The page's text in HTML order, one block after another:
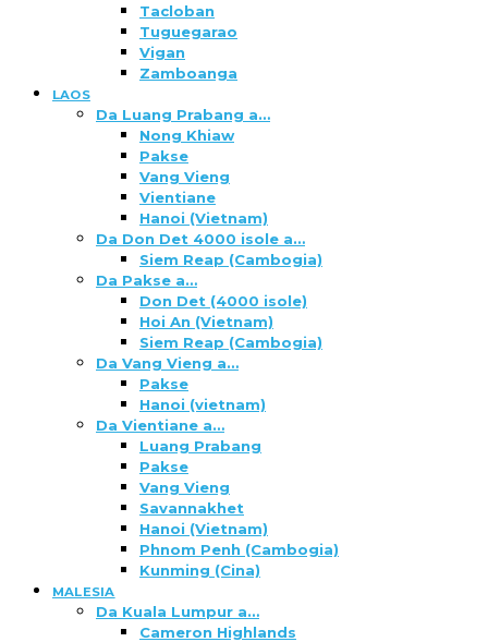
Tacloban
Tuguegarao
Vigan
Zamboanga
LAOS
Da Luang Prabang a…
Nong Khiaw
Pakse
Vang Vieng
Vientiane
Hanoi (Vietnam)
Da Don Det 4000 isole a…
Siem Reap (Cambogia)
Da Pakse a…
Don Det (4000 isole)
Hoi An (Vietnam)
Siem Reap (Cambogia)
Da Vang Vieng a…
Pakse
Hanoi (vietnam)
Da Vientiane a…
Luang Prabang
Pakse
Vang Vieng
Savannakhet
Hanoi (Vietnam)
Phnom Penh (Cambogia)
Kunming (Cina)
MALESIA
Da Kuala Lumpur a…
Cameron Highlands